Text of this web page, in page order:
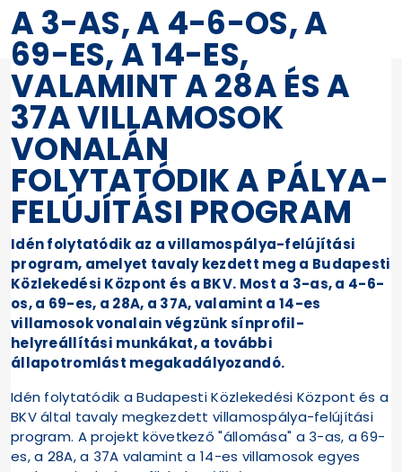
A 3-AS, A 4-6-OS, A
69-ES, A 14-ES,
VALAMINT A 28A ÉS A
37A VILLAMOSOK
VONALÁN
FOLYTATÓDIK A PÁLYA-
FELÚJÍTÁSI PROGRAM
Idén folytatódik az a villamospálya-felújítási
program, amelyet tavaly kezdett meg a Budapesti
Közlekedési Központ és a BKV. Most a 3-as, a 4-6-
os, a 69-es, a 28A, a 37A, valamint a 14-es
villamosok vonalain végzünk sínprofil-
helyreállítási munkákat, a további
állapotromlást megakadályozandó.
Idén folytatódik a Budapesti Közlekedési Központ és a
BKV által tavaly megkezdett villamospálya-felújítási
program. A projekt következő "állomása" a 3-as, a 69-
es, a 28A, a 37A valamint a 14-es villamosok egyes